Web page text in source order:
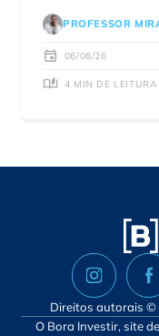
PROFESSOR
06/08/26
4 MIN DE LEITURA
Direitos autorais ©
O Bora Investir, site